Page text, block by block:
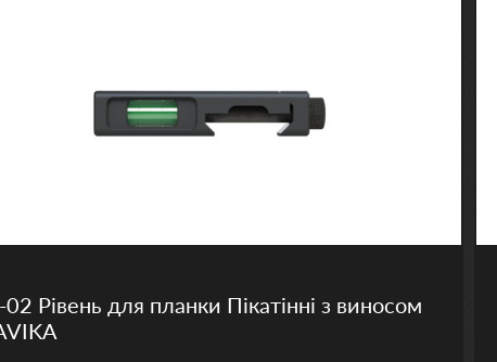
02 Рівень для планки Пікатінні з виносом